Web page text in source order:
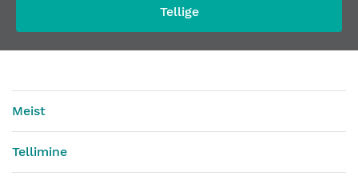
Tellige
Meist
Tellimine